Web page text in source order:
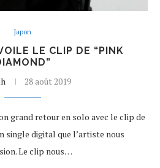
Japon
LE CLIP DE “PINK
28 août 2019
grand retour en solo avec le clip de
single digital que l’artiste nous
Le clip nous…